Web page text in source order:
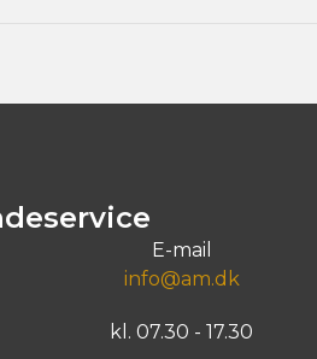
E-mail
info@am.dk
kl. 07.30 - 17.30